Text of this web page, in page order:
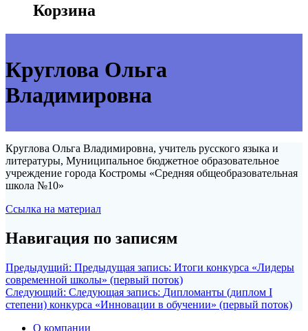
Корзина
Круглова Ольга
Владимировна
Круглова Ольга Владимировна, учитель русского языка и
литературы, Муниципальное бюджетное образовательное
учреждение города Костромы «Средняя общеобразовательная
школа №10»
Ссылка на материал
Навигация по записям
Предыдущий: Предыдущая запись: Итоги конкурса «Лидеры
современной школы» (первый поток)
Следующий: Следующая запись: Дипломанты (диплом I
степени) конкурса «Инновации в обучении» (первый поток)
О компании